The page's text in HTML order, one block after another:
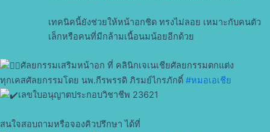
เทคนิคนี้ยังช่วยให้หน้าอกชิด ทรงไม่ลอย เหมาะกับคนตัว
เล็กหรือคนที่มีกล้ามเนื้อนมน้อยอีกด้วย
ศัลยกรรมเสริมหน้าอก ที่ คลินิกเจเนเชียศัลยกรรมตกแต่ง
ทุกเคสศัลยกรรมโดย นพ.กีรพรรดิ ภิรมย์ไกรภักดิ์ #หมอเอเชีย
เลขใบอนุญาตประกอบวิชาชีพ 23621
สนใจสอบถามหรือจองคิวปรึกษา ได้ที่